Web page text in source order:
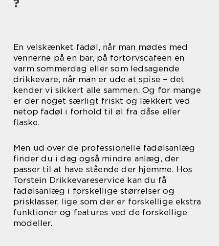
?
En velskænket fadøl, når man mødes med
vennerne på en bar, på fortorvscafeen en
varm sommerdag eller som ledsagende
drikkevare, når man er ude at spise – det
kender vi sikkert alle sammen. Og for mange
er der noget særligt friskt og lækkert ved
netop fadøl i forhold til øl fra dåse eller
flaske.
Men ud over de professionelle fadølsanlæg
finder du i dag også mindre anlæg, der
passer til at have stående der hjemme. Hos
Torstein Drikkevareservice kan du få
fadølsanlæg i forskellige størrelser og
prisklasser, lige som der er forskellige ekstra
funktioner og features ved de forskellige
modeller.